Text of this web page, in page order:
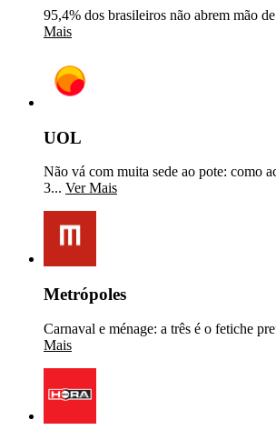
95,4% dos brasileiros não abrem mão
Mais
UOL
Não vá com muita sede ao pote: como
3... Ver Mais
Metrópoles
Carnaval e ménage: a três é o fetiche
Mais